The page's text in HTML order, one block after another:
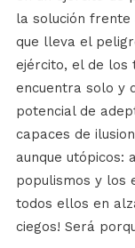
la solución frente
que lleva el
ejército, el de los
encuentra solo y
potencial de
capaces de
aunque utópicos:
populismos y los
todos ellos en
ciegos! Será